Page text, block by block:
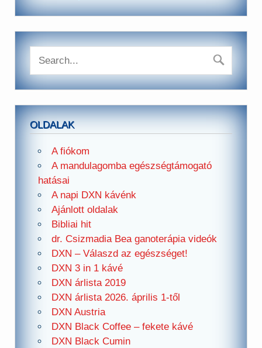
OLDALAK
A fiókom
A mandulagomba egészségtámogató
hatásai
A napi DXN kávénk
Ajánlott oldalak
Bibliai hit
dr. Csizmadia Bea ganoterápia videók
DXN – Válaszd az egészséget!
DXN 3 in 1 kávé
DXN árlista 2019
DXN árlista 2026. április 1-től
DXN Austria
DXN Black Coffee – fekete kávé
DXN Black Cumin